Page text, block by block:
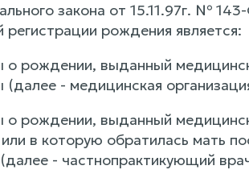
закона от 15.11.97г. №
рождения является:
рождении, выданный
- медицинская
рождении, выданный
в которую обратилась мать
- частнопрактикующий